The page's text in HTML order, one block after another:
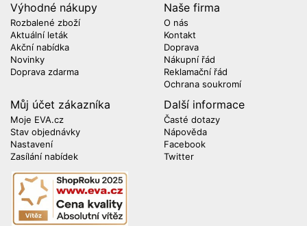
Výhodné nákupy
Rozbalené zboží
Aktuální leták
Akční nabídka
Novinky
Doprava zdarma
Naše firma
O nás
Kontakt
Doprava
Nákupní řád
Reklamační řád
Ochrana soukromí
Můj účet zákazníka
Moje EVA.cz
Stav objednávky
Nastavení
Zasílání nabídek
Další informace
Časté dotazy
Nápověda
Facebook
Twitter